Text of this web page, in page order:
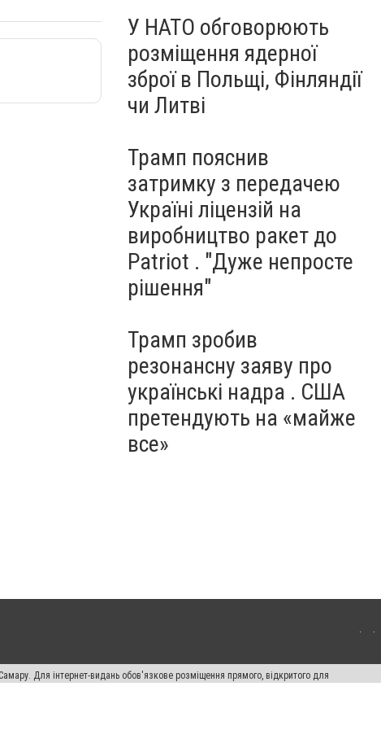
У НАТО обговорюють
розміщення ядерної
зброї в Польщі, Фінляндії
чи Литві
Трамп пояснив
затримку з передачею
Україні ліцензій на
виробництво ракет до
Patriot . "Дуже непросте
рішення"
Трамп зробив
резонансну заяву про
українські надра . США
претендують на «майже
все»
Для інтернет-видань обов'язкове розміщення прямого, відкритого для